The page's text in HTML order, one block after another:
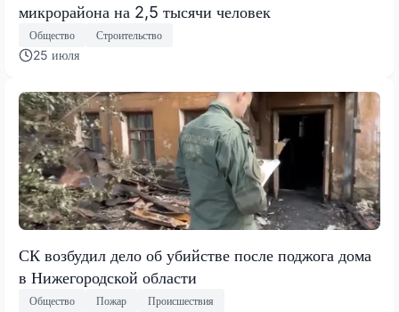
микрорайона на 2,5 тысячи человек
Общество Строительство
25 июля
СК возбудил дело об убийстве после поджога дома
в Нижегородской области
Общество Пожар Происшествия